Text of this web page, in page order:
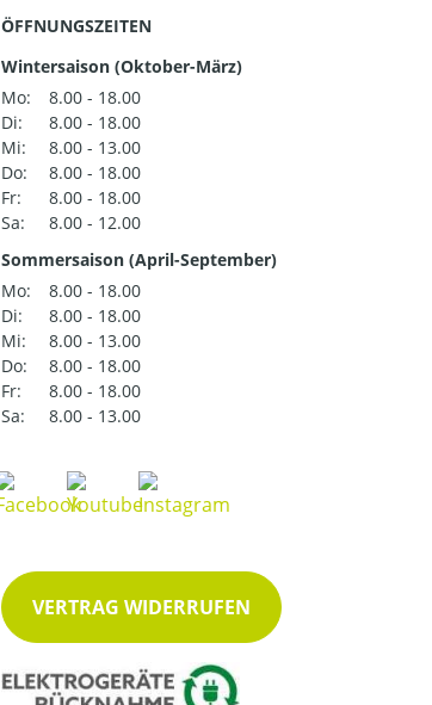
ÖFFNUNGSZEITEN
Wintersaison (Oktober-März)
Mo:
8.00 - 18.00
Di:
8.00 - 18.00
Mi:
8.00 - 13.00
Do:
8.00 - 18.00
Fr:
8.00 - 18.00
Sa:
8.00 - 12.00
Sommersaison (April-September)
Mo:
8.00 - 18.00
Di:
8.00 - 18.00
Mi:
8.00 - 13.00
Do:
8.00 - 18.00
Fr:
8.00 - 18.00
Sa:
8.00 - 13.00
VERTRAG WIDERRUFEN